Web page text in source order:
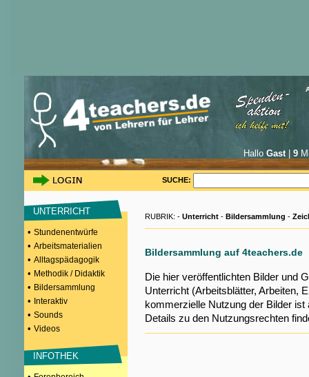
Hallo Gast| 9
SUCHE:
UNTERRICHT
• Stundenentwürfe
• Arbeitsmaterialien
• Alltagspädagogik
• Methodik / Didaktik
• Bildersammlung
• Interaktiv
• Sounds
• Videos
INFOTHEK
RUBRIK: - Unterricht - Bildersammlung -
Bildersammlung auf 4teachers.de
Die hier veröffentlichten Bilder und
Unterricht (Arbeitsblätter, Arbeiten,
kommerzielle Nutzung der Bilder ist
Details zu den Nutzungsrechten